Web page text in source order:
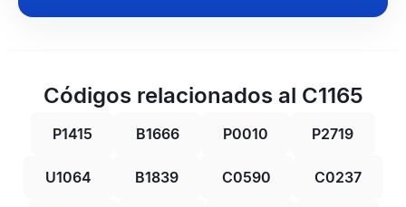
Códigos relacionados al C1165
P1415 B1666 P0010 P2719
U1064 B1839 C0590 C0237